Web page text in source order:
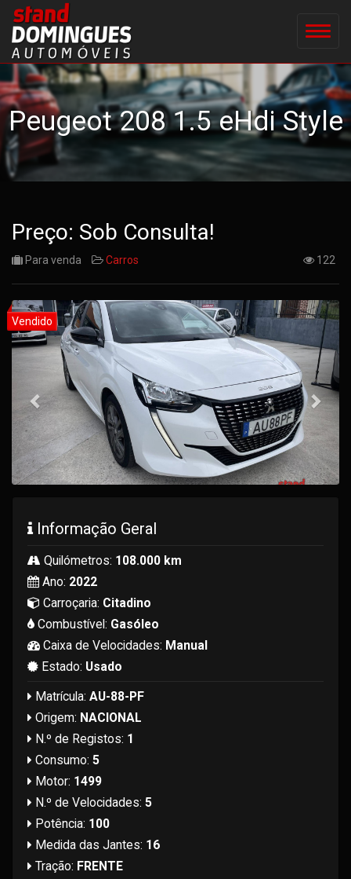
Peugeot 208 1.5 eHdi Style
Preço: Sob Consulta!
Para venda Carros 122
Informação Geral
Quilómetros: 108.000 km
Ano: 2022
Carroçaria: Citadino
Combustível: Gasóleo
Caixa de Velocidades: Manual
Estado: Usado
Matrícula: AU-88-PF
Origem: NACIONAL
N.º de Registos: 1
Consumo: 5
Motor: 1499
N.º de Velocidades: 5
Potência: 100
Medida das Jantes: 16
Tração: FRENTE